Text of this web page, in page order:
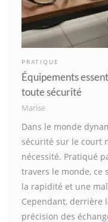
PRATIQUE
Équipements
toute sécurité
Marise
Dans le monde
sécurité sur le court
nécessité. Pratiqué
travers le monde, ce
la rapidité et une
Cependant, derrière
précision des